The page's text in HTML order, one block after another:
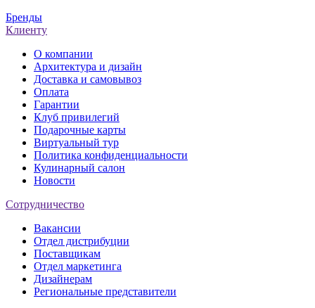
Бренды
Клиенту
О компании
Архитектура и дизайн
Доставка и самовывоз
Оплата
Гарантии
Клуб привилегий
Подарочные карты
Виртуальный тур
Политика конфиденциальности
Кулинарный салон
Новости
Сотрудничество
Вакансии
Отдел дистрибуции
Поставщикам
Отдел маркетинга
Дизайнерам
Региональные представители